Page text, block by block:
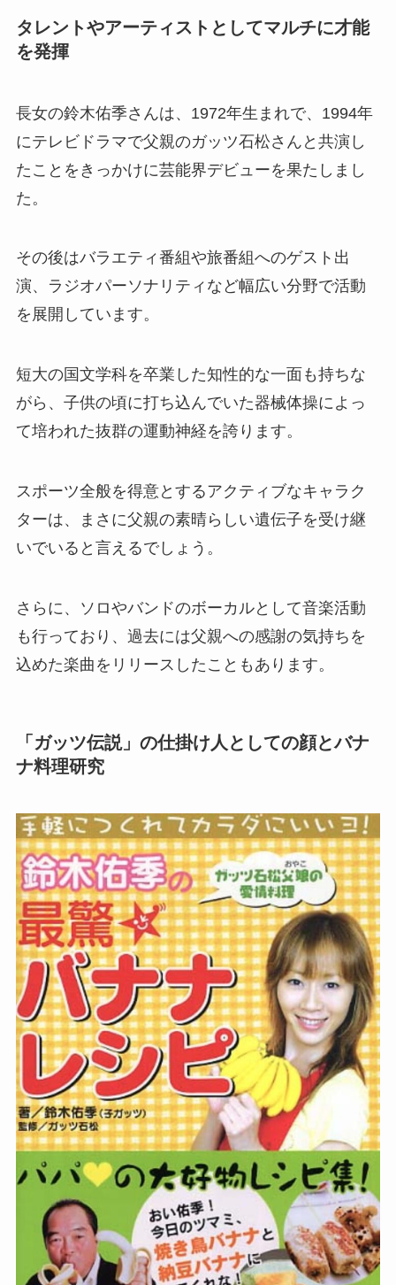
タレントやアーティストとしてマルチに才能
を発揮
長女の鈴木佑季さんは、1972年生まれで、1994年
にテレビドラマで父親のガッツ石松さんと共演し
たことをきっかけに芸能界デビューを果たしまし
た。
その後はバラエティ番組や旅番組へのゲスト出
演、ラジオパーソナリティなど幅広い分野で活動
を展開しています。
短大の国文学科を卒業した知性的な一面も持ちな
がら、子供の頃に打ち込んでいた器械体操によっ
て培われた抜群の運動神経を誇ります。
スポーツ全般を得意とするアクティブなキャラク
ターは、まさに父親の素晴らしい遺伝子を受け継
いでいると言えるでしょう。
さらに、ソロやバンドのボーカルとして音楽活動
も行っており、過去には父親への感謝の気持ちを
込めた楽曲をリリースしたこともあります。
「ガッツ伝説」の仕掛け人としての顔とバナ
ナ料理研究